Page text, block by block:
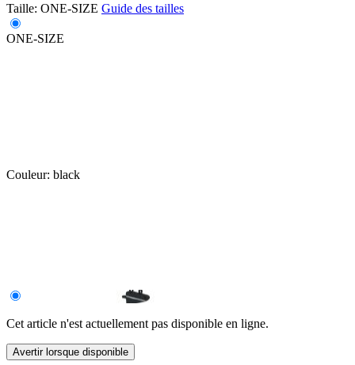
Taille: ONE-SIZE Guide des tailles
ONE-SIZE
Couleur: black
Cet article n'est actuellement pas disponible en ligne.
Avertir lorsque disponible